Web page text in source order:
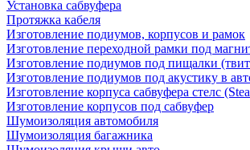
Установка сабвуфера
Протяжка кабеля
Изготовление подиумов, корпусов и рамок
Изготовление переходной рамки под
Изготовление подиумов под пищалки
Изготовление подиумов под акустику в
Изготовление корпуса сабвуфера стелс
Изготовление корпусов под сабвуфер
Шумоизоляция автомобиля
Шумоизоляция багажника